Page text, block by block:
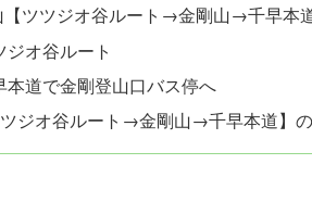
ツツジオ谷ルート→金剛山→千早本
ジオ谷ルート
本道で金剛登山口バス停へ
ジオ谷ルート→金剛山→千早本道】